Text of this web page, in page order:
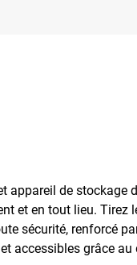
appareil de stockage
et en tout lieu. Tirez
sécurité, renforcé
accessibles grâce